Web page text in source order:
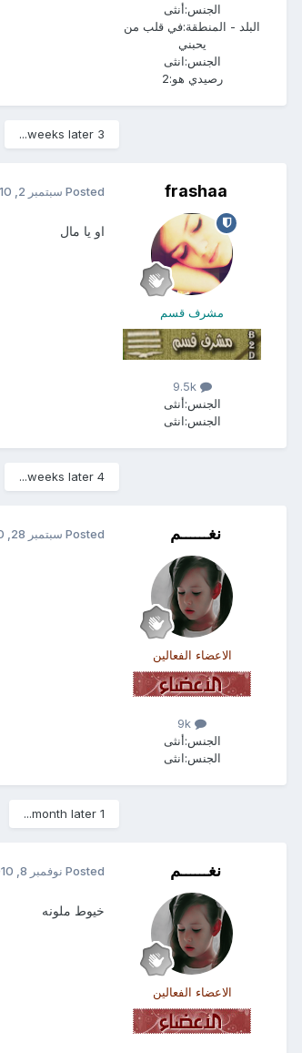
الجنس:أنثى
البلد - المنطقة:في قلب من
يحبني
الجنس:انثى
رصيدي هو:2
3 weeks later...
frashaa
مشرف قسم
9.5k
الجنس:أنثى
الجنس:انثى
Posted سبتمبر 2, 2010
او يا مال
4 weeks later...
نغــــــم
الاعضاء الفعالين
الجنس:أنثى
الجنس:انثى
Posted سبتمبر 28, 2010
1 month later...
نغــــــم
الاعضاء الفعالين
Posted نوفمبر 8, 2010
خيوط ملونه